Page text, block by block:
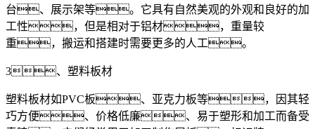
台、展示架等。它具有自然美观的外观和良好的加
工性，但是相对于铝材，重量较
重，搬运和搭建时需要更多的人工。
3、塑料板材
塑料板材如PVC板、亚克力板等，因其轻
巧方便、价格低廉、易于塑形和加工而备受